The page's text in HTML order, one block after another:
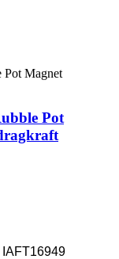
Pot